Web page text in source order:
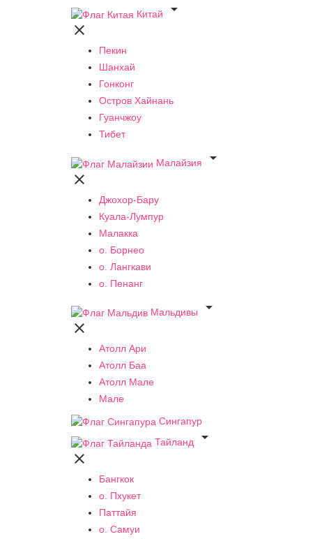
Китай


Пекин
Шанхай
Гонконг
Остров Хайнань
Гуанчжоу
Тибет
Малайзия


Джохор-Бару
Куала-Лумпур
Малакка
о. Борнео
о. Лангкави
о. Пенанг
Мальдивы


Атолл Ари
Атолл Баа
Атолл Мале
Мале
Сингапур
Тайланд


Бангкок
о. Пхукет
Паттайя
о. Самуи